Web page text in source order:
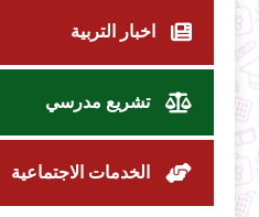
اخبار التربية
تشريع مدرسي
الخدمات الاجتماعية